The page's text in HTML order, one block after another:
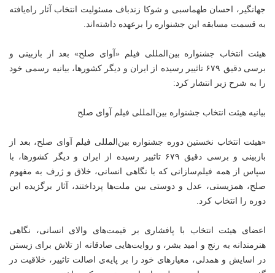
جهانگیر، احسان طهماسبی و شوکا زندباف مسئولیت انتخاب آثار راه‌یافته
به قسمت مسابقه این جشنواره را برعهده داشته‌اند.
هیئت انتخاب جشنواره بین‌المللی فیلم «آوای صلح» بعد از بازبینی و
برسی دقیق ۶۷۹ تاثییر رسیده از ایران و دیگر کشورها، بیانیه رسمی خود
را به شرح زیر انتشار کرد:
بیانیه هیئت انتخاب جشنواره بین‌المللی فیلم آوای صلح
«هیئت انتخاب نخستین دوره جشنواره بین‌المللی فیلم آوای صلح، بعد از
بازبینی و برسی دقیق ۶۷۹ تاثییر رسیده از ایران و دیگر کشورها، با
سپاس از همه فیلم‌سازانی که با نگاهی انسانی، خلاق و ژرف به مفهوم
صلح، همزیستی، عدل و دوستی بین ملت‌ها پرداختند، آثار برگزیده این
دوره را انتخاب کرد.
اعضای هیئت انتخاب با پافشاری بر قیمت‌های والای انسانی، نگاهی
هنرمندانه به رنج و امید بشر، و روایت‌هایی صادقانه از تلاش برای زیستن
در اسایش و همدلی، معیارهای خود را بر پایه‌ی اصالت تاثییر، خلاقیت در